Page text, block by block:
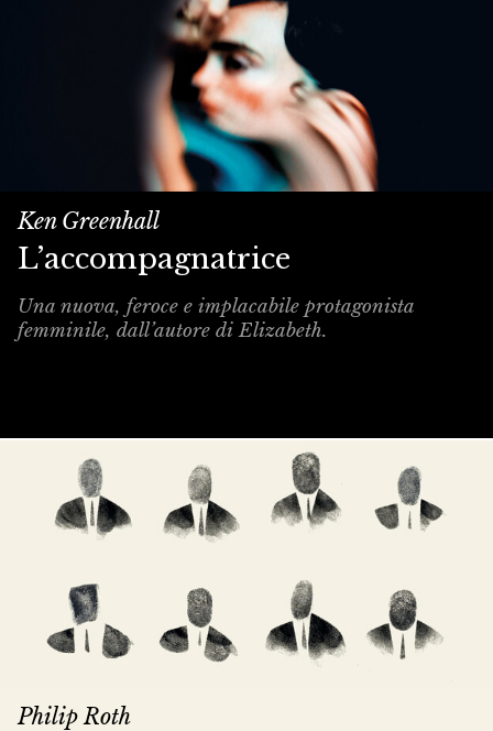
Ken Greenhall
L’accompagnatrice
Una nuova, feroce e implacabile protagonista
femminile, dall’autore di Elizabeth.
Philip Roth